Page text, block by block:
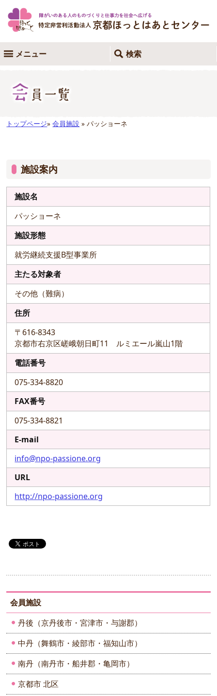
メニュー 検索
トップページ»会員施設 » パッショーネ
施設案内
施設名
パッショーネ
施設形態
就労継続支援B型事業所
主たる対象者
その他（難病）
住所
〒616-8343
京都市右京区嵯峨朝日町11 ルミエール嵐山1階
電話番号
075-334-8820
FAX番号
075-334-8821
E-mail
info@npo-passione.org
URL
http://npo-passione.org
会員施設
丹後（京丹後市・宮津市・与謝郡）
中丹（舞鶴市・綾部市・福知山市）
南丹（南丹市・船井郡・亀岡市）
京都市 北区